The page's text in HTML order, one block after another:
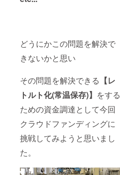
どうにかこの問題を解決で
きないかと思い
その問題を解決できる 【レ
トルト化(常温保存)】 をする
ための資金調達として今回
クラウドファンディングに
挑戦してみようと思いまし
た。